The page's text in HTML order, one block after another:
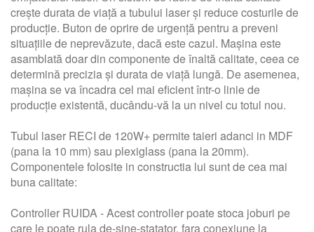
crește durata de viață a tubului laser și reduce costurile de
producție. Buton de oprire de urgență pentru a preveni
situațiile de neprevăzute, dacă este cazul. Mașina este
asamblată doar din componente de înaltă calitate, ceea ce
determină precizia și durata de viață lungă. De asemenea,
mașina se va încadra cel mai eficient într-o linie de
producție existentă, ducându-vă la un nivel cu totul nou.
Tubul laser RECI de 120W+ permite taieri adanci in MDF
(pana la 10 mm) sau plexiglass (pana la 20mm).
Componentele folosite in constructia lui sunt de cea mai
buna calitate:
Controller RUIDA - Acest controller poate stoca joburi pe
care le poate rula de-sine-statator, fara conexiune la